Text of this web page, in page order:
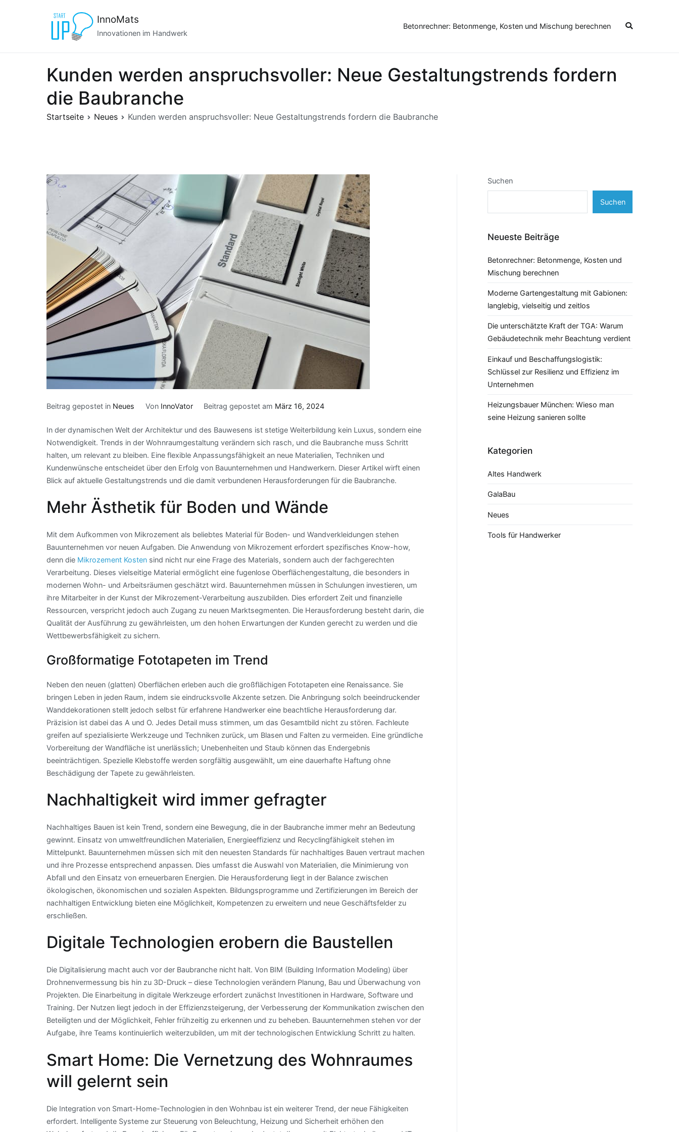
InnoMats
Innovationen im Handwerk
Betonrechner: Betonmenge, Kosten und Mischung berechnen
Kunden werden anspruchsvoller: Neue Gestaltungstrends fordern
die Baubranche
Startseite Neues Kunden werden anspruchsvoller: Neue Gestaltungstrends fordern die Baubranche
Beitrag gepostet in Neues Von InnoVator Beitrag gepostet am März 16, 2024
In der dynamischen Welt der Architektur und des Bauwesens ist stetige Weiterbildung kein Luxus, sondern eine
Notwendigkeit. Trends in der Wohnraumgestaltung verändern sich rasch, und die Baubranche muss Schritt
halten, um relevant zu bleiben. Eine flexible Anpassungsfähigkeit an neue Materialien, Techniken und
Kundenwünsche entscheidet über den Erfolg von Bauunternehmen und Handwerkern. Dieser Artikel wirft einen
Blick auf aktuelle Gestaltungstrends und die damit verbundenen Herausforderungen für die Baubranche.
Mehr Ästhetik für Boden und Wände
Mit dem Aufkommen von Mikrozement als beliebtes Material für Boden- und Wandverkleidungen stehen
Bauunternehmen vor neuen Aufgaben. Die Anwendung von Mikrozement erfordert spezifisches Know-how,
denn die Mikrozement Kosten sind nicht nur eine Frage des Materials, sondern auch der fachgerechten
Verarbeitung. Dieses vielseitige Material ermöglicht eine fugenlose Oberflächengestaltung, die besonders in
modernen Wohn- und Arbeitsräumen geschätzt wird. Bauunternehmen müssen in Schulungen investieren, um
ihre Mitarbeiter in der Kunst der Mikrozement-Verarbeitung auszubilden. Dies erfordert Zeit und finanzielle
Ressourcen, verspricht jedoch auch Zugang zu neuen Marktsegmenten. Die Herausforderung besteht darin, die
Qualität der Ausführung zu gewährleisten, um den hohen Erwartungen der Kunden gerecht zu werden und die
Wettbewerbsfähigkeit zu sichern.
Großformatige Fototapeten im Trend
Neben den neuen (glatten) Oberflächen erleben auch die großflächigen Fototapeten eine Renaissance. Sie
bringen Leben in jeden Raum, indem sie eindrucksvolle Akzente setzen. Die Anbringung solch beeindruckender
Wanddekorationen stellt jedoch selbst für erfahrene Handwerker eine beachtliche Herausforderung dar.
Präzision ist dabei das A und O. Jedes Detail muss stimmen, um das Gesamtbild nicht zu stören. Fachleute
greifen auf spezialisierte Werkzeuge und Techniken zurück, um Blasen und Falten zu vermeiden. Eine gründliche
Vorbereitung der Wandfläche ist unerlässlich; Unebenheiten und Staub können das Endergebnis
beeinträchtigen. Spezielle Klebstoffe werden sorgfältig ausgewählt, um eine dauerhafte Haftung ohne
Beschädigung der Tapete zu gewährleisten.
Nachhaltigkeit wird immer gefragter
Nachhaltiges Bauen ist kein Trend, sondern eine Bewegung, die in der Baubranche immer mehr an Bedeutung
gewinnt. Einsatz von umweltfreundlichen Materialien, Energieeffizienz und Recyclingfähigkeit stehen im
Mittelpunkt. Bauunternehmen müssen sich mit den neuesten Standards für nachhaltiges Bauen vertraut machen
und ihre Prozesse entsprechend anpassen. Dies umfasst die Auswahl von Materialien, die Minimierung von
Abfall und den Einsatz von erneuerbaren Energien. Die Herausforderung liegt in der Balance zwischen
ökologischen, ökonomischen und sozialen Aspekten. Bildungsprogramme und Zertifizierungen im Bereich der
nachhaltigen Entwicklung bieten eine Möglichkeit, Kompetenzen zu erweitern und neue Geschäftsfelder zu
erschließen.
Digitale Technologien erobern die Baustellen
Die Digitalisierung macht auch vor der Baubranche nicht halt. Von BIM (Building Information Modeling) über
Drohnenvermessung bis hin zu 3D-Druck – diese Technologien verändern Planung, Bau und Überwachung von
Projekten. Die Einarbeitung in digitale Werkzeuge erfordert zunächst Investitionen in Hardware, Software und
Training. Der Nutzen liegt jedoch in der Effizienzsteigerung, der Verbesserung der Kommunikation zwischen den
Beteiligten und der Möglichkeit, Fehler frühzeitig zu erkennen und zu beheben. Bauunternehmen stehen vor der
Aufgabe, ihre Teams kontinuierlich weiterzubilden, um mit der technologischen Entwicklung Schritt zu halten.
Smart Home: Die Vernetzung des Wohnraumes
will gelernt sein
Die Integration von Smart-Home-Technologien in den Wohnbau ist ein weiterer Trend, der neue Fähigkeiten
erfordert. Intelligente Systeme zur Steuerung von Beleuchtung, Heizung und Sicherheit erhöhen den
Suchen
Suchen
Neueste Beiträge
Betonrechner: Betonmenge, Kosten und
Mischung berechnen
Moderne Gartengestaltung mit Gabionen:
langlebig, vielseitig und zeitlos
Die unterschätzte Kraft der TGA: Warum
Gebäudetechnik mehr Beachtung verdient
Einkauf und Beschaffungslogistik:
Schlüssel zur Resilienz und Effizienz im
Unternehmen
Heizungsbauer München: Wieso man
seine Heizung sanieren sollte
Kategorien
Altes Handwerk
GalaBau
Neues
Tools für Handwerker